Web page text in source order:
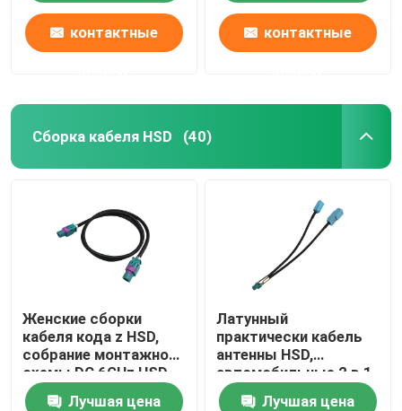
контактные контактные
Сборка кабеля HSD (40)
Женские сборки
кабеля кода z HSD,
собрание монтажной
схемы DC 6GHz HSD
автомобильное
Лучшая цена
Латунный
практически кабель
антенны HSD,
автомобильные 2 в 1
кабеле GVIF
Лучшая цена